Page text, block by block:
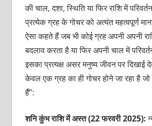
की चाल, दशा, स्थिति या फिर राशि में
प्रत्येक ग्रह के गोचर को अत्यंत महत्वपूर्ण
ऐसा कहते हैं जब भी कोई ग्रह अपनी अपनी
बदलाव करता है या फिर अपनी चाल में
इसका प्रत्यक्ष असर मनुष्य जीवन पर दिखाई
केवल एक ग्रह का ही गोचर होने जा रहा है
हैं”:
शनि कुंभ राशि में अस्त (22 फरवरी 2025):